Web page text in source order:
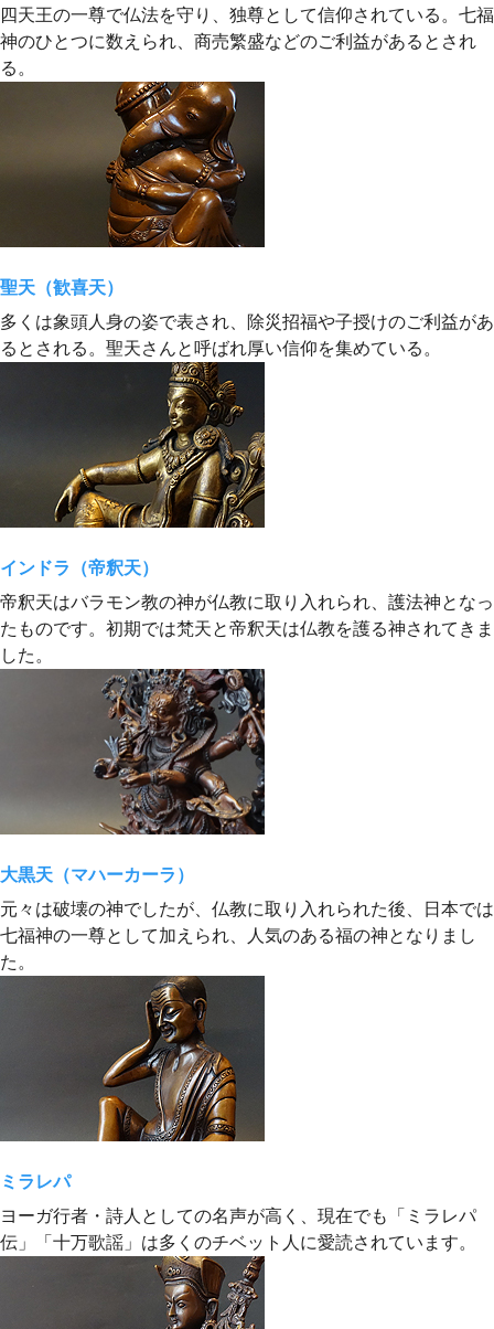
四天王の一尊で仏法を守り、独尊として信仰されている。七福
神のひとつに数えられ、商売繁盛などのご利益があるとされ
る。
聖天（歓喜天）
多くは象頭人身の姿で表され、除災招福や子授けのご利益があ
るとされる。聖天さんと呼ばれ厚い信仰を集めている。
インドラ（帝釈天）
帝釈天はバラモン教の神が仏教に取り入れられ、護法神となっ
たものです。初期では梵天と帝釈天は仏教を護る神されてきま
した。
大黒天（マハーカーラ）
元々は破壊の神でしたが、仏教に取り入れられた後、日本では
七福神の一尊として加えられ、人気のある福の神となりまし
た。
ミラレパ
ヨーガ行者・詩人としての名声が高く、現在でも「ミラレパ
伝」「十万歌謡」は多くのチベット人に愛読されています。